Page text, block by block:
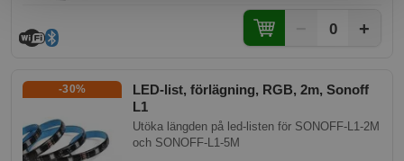
0 +
LED-list, förlägning, RGB, 2m, Sonoff
L1
-30%
Utöka längden på led-listen för SONOFF-L1-2M
och SONOFF-L1-5M